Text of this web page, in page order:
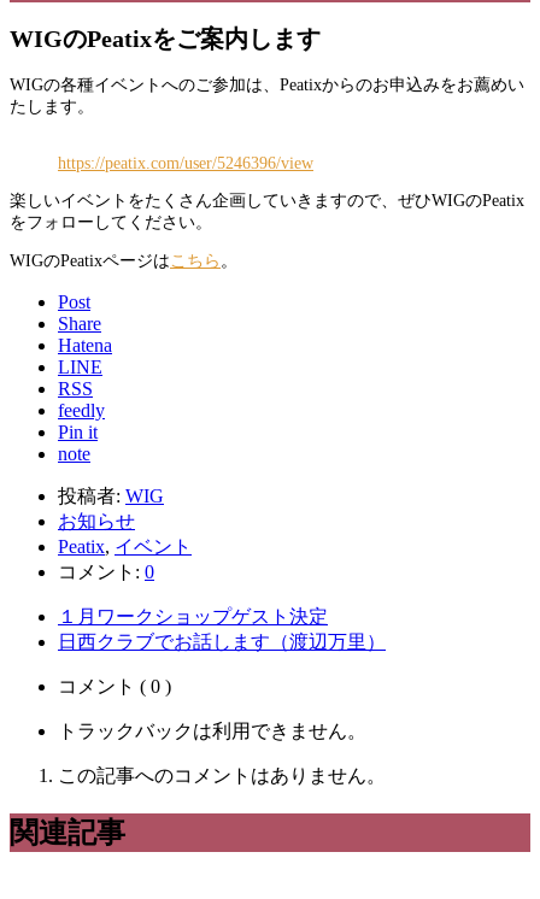
WIGのPeatixをご案内します
WIGの各種イベントへのご参加は、Peatixからのお申込みをお薦めい
たします。
https://peatix.com/user/5246396/view
楽しいイベントをたくさん企画していきますので、ぜひWIGのPeatix
をフォローしてください。
WIGのPeatixページはこちら 。
Post
Share
Hatena
LINE
RSS
feedly
Pin it
note
投稿者: WIG
お知らせ
Peatix, イベント
コメント: 0
１月ワークショップゲスト決定
日西クラブでお話します（渡辺万里）
コメント ( 0 )
トラックバックは利用できません。
この記事へのコメントはありません。
関連記事